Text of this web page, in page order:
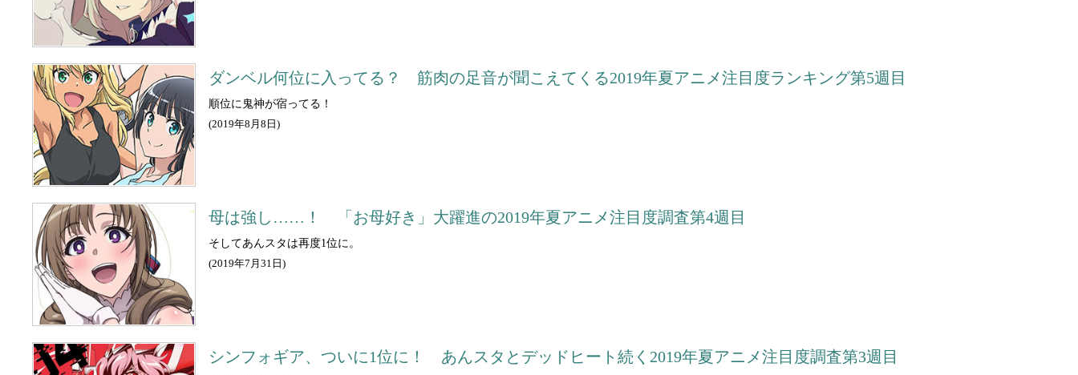
ダンベル何位に入ってる？ 筋肉の足音が聞こえてくる2019年夏アニメ注目度ランキング第5週目
順位に鬼神が宿ってる！
(2019年8月8日 )
母は強し……！ 「お母好き」大躍進の2019年夏アニメ注目度調査第4週目
そしてあんスタは再度1位に。
(2019年7月31日 )
シンフォギア、ついに1位に！ あんスタとデッドヒート続く2019年夏アニメ注目度調査第3週目